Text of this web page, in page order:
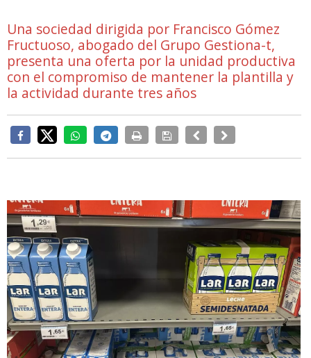
Una sociedad dirigida por Francisco Gómez
Fructuoso, abogado del Grupo Gestiona-t,
presenta una oferta por la unidad productiva
con el compromiso de mantener la plantilla y
la actividad durante tres años